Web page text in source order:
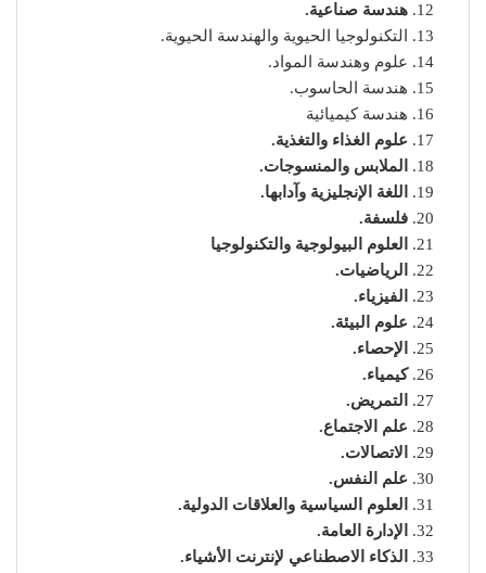
هندسة صناعية.
التكنولوجيا الحيوية والهندسة الحيوية.
علوم وهندسة المواد.
هندسة الحاسوب.
هندسة كيميائية
علوم الغذاء والتغذية.
الملابس والمنسوجات.
اللغة الإنجليزية وآدابها.
فلسفة.
العلوم البيولوجية والتكنولوجيا
الرياضيات.
الفيزياء.
علوم البيئة.
الإحصاء.
كيمياء.
التمريض.
علم الاجتماع.
الاتصالات.
علم النفس.
العلوم السياسية والعلاقات الدولية.
الإدارة العامة.
الذكاء الاصطناعي لإنترنت الأشياء.